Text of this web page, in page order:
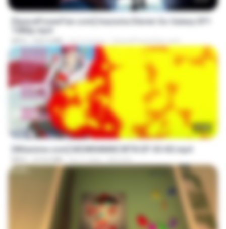
[SpacePowerFan.com] Inazuma Eleven Go Galaxy EP1
526.4 MB há 2 meses SpacePowerFan.com
[Witanime.com] MSWKMMNCWTN EP 05 HD.mp4
MP4 213.6 MB há 11 dias SEIJOS